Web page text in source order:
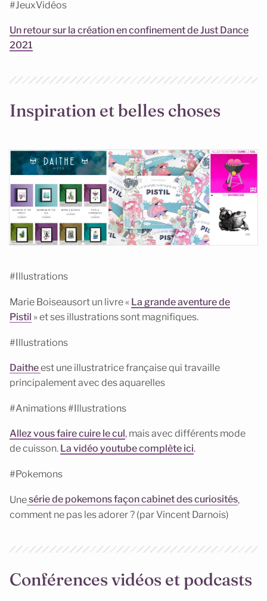
#JeuxVidéos
Un retour sur la création en confinement de Just Dance
2021
Inspiration et belles choses
#Illustrations
Marie Boiseausort un livre « La grande aventure de
Pistil » et ses illustrations sont magnifiques.
#Illustrations
Daitheest une illustratrice française qui travaille
principalement avec des aquarelles
#Animations #Illustrations
Allez vous faire cuire le cul, mais avec différents mode
de cuisson. La vidéo youtube complète ici.
#Pokemons
Unesérie de pokemons façon cabinet des curiosités,
comment ne pas les adorer ? (par Vincent Darnois)
Conférences vidéos et podcasts